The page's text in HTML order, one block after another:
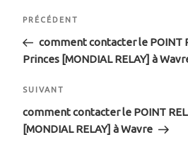
Navigation
de
l’article
Article
précédent
PRÉCÉDENT
comment contacter le POINT
Princes [MONDIAL RELAY] à
Article
suivant
SUIVANT
comment contacter le POINT
[MONDIAL RELAY] à Wavre